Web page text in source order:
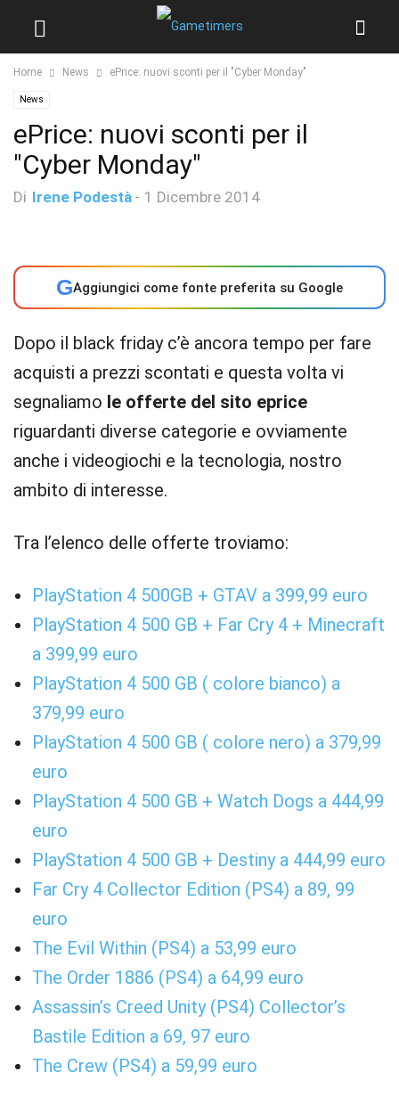
Home News ePrice: nuovi sconti per il "Cyber Monday"
News
ePrice: nuovi sconti per il
"Cyber Monday"
Di Irene Podestà - 1 Dicembre 2014
GAggiungici come fonte preferita su Google
Dopo il black friday c’è ancora tempo per fare
acquisti a prezzi scontati e questa volta vi
segnaliamo le offerte del sito eprice
riguardanti diverse categorie e ovviamente
anche i videogiochi e la tecnologia, nostro
ambito di interesse.
Tra l’elenco delle offerte troviamo:
PlayStation 4 500GB + GTAV a 399,99 euro
PlayStation 4 500 GB + Far Cry 4 + Minecraft
a 399,99 euro
PlayStation 4 500 GB ( colore bianco) a
379,99 euro
PlayStation 4 500 GB ( colore nero) a 379,99
euro
PlayStation 4 500 GB + Watch Dogs a 444,99
euro
PlayStation 4 500 GB + Destiny a 444,99 euro
Far Cry 4 Collector Edition (PS4) a 89, 99
euro
The Evil Within (PS4) a 53,99 euro
The Order 1886 (PS4) a 64,99 euro
Assassin’s Creed Unity (PS4) Collector’s
Bastile Edition a 69, 97 euro
The Crew (PS4) a 59,99 euro